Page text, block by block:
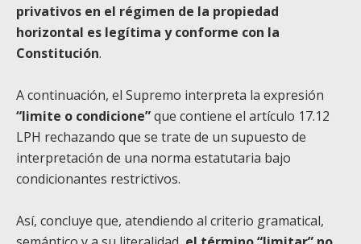
privativos en el régimen de la propiedad
horizontal es legítima y conforme con la
Constitución.
A continuación, el Supremo interpreta la expresión
“limite o condicione”que contiene el artículo 17.12
LPH rechazando que se trate de un supuesto de
interpretación de una norma estatutaria bajo
condicionantes restrictivos.
Así, concluye que, atendiendo al criterio gramatical,